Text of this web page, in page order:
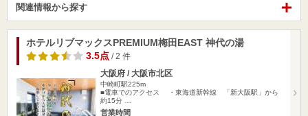
関連情報から探す
ホテルリブマックスPREMIUM梅田EAST 神代の湯
3.5点 / 2 件
大阪府 / 大阪市北区
中崎町駅225m
■電車でのアクセス ・東海道新幹線 「新大阪駅」から
約15分 …
営業時間